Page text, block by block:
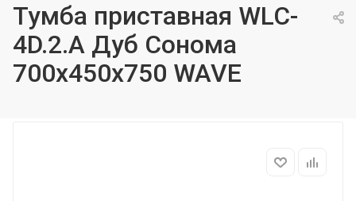
Тумба приставная WLC-
4D.2.A Дуб Сонома
700х450х750 WAVE